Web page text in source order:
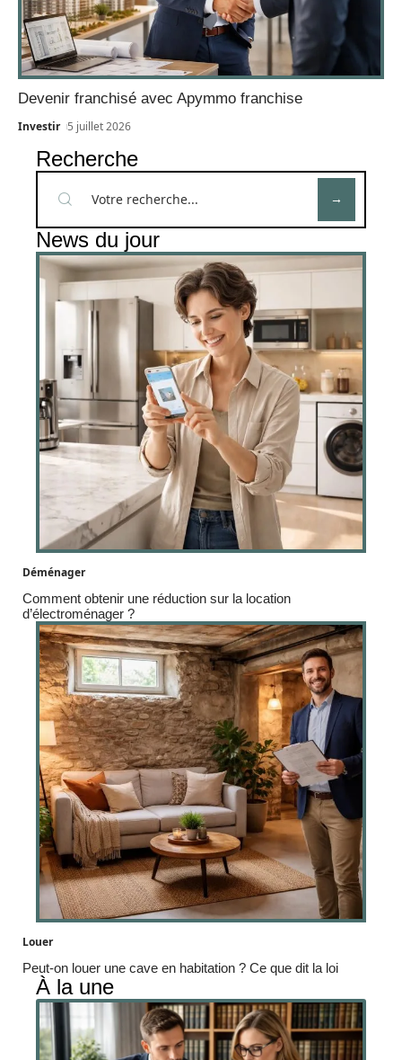
Devenir franchisé avec Apymmo franchise
Investir 5 juillet 2026
Recherche
News du jour
Déménager
Comment obtenir une réduction sur la location
d’électroménager ?
Louer
Peut-on louer une cave en habitation ? Ce que dit la loi
À la une